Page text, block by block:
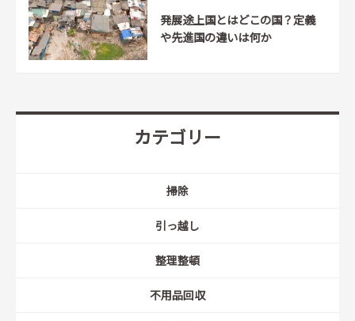
発展途上国とはどこの国？定義
や先進国の違いは何か
カテゴリー
掃除
引っ越し
整理整頓
不用品回収